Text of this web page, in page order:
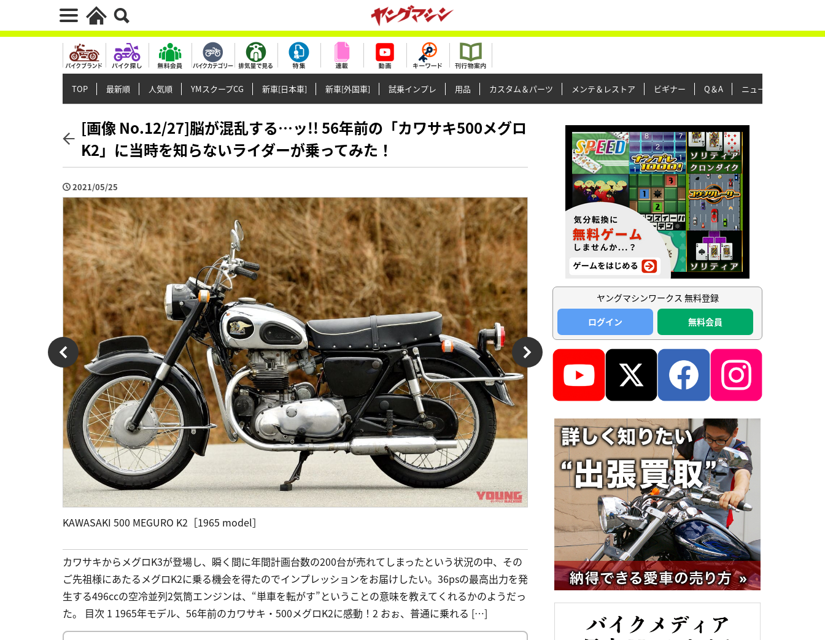
TOP 最新順 人気順 YMスクープCG 新車[日本車] 新車[外国車] 試乗インプレ 用品 カスタム＆パーツ メンテ＆レストア ビギナー Q＆A ニュース＆トピックス
[画像 No.12/27]脳が混乱する…ッ!! 56年前の「カワサキ500メグロ
K2」に当時を知らないライダーが乗ってみた！
2021/05/25
KAWASAKI 500 MEGURO K2［1965 model］
カワサキからメグロK3が登場し、瞬く間に年間計画台数の200台が売れてしまったという状況の中、その
ご先祖様にあたるメグロK2に乗る機会を得たのでインプレッションをお届けしたい。36psの最高出力を発
生する496ccの空冷並列2気筒エンジンは、“単車を転がす”ということの意味を教えてくれるかのようだっ
た。 目次 1 1965年モデル、56年前のカワサキ・500メグロK2に感動！2 おぉ、普通に乗れる […]
ヤングマシンワークス 無料登録
ログイン
無料会員